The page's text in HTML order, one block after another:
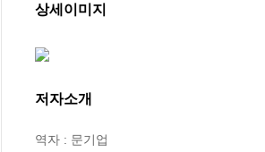
상세이미지
저자소개
역자 : 문기업